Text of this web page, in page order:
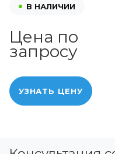
В НАЛИЧИИ
Цена по
запросу
УЗНАТЬ ЦЕНУ